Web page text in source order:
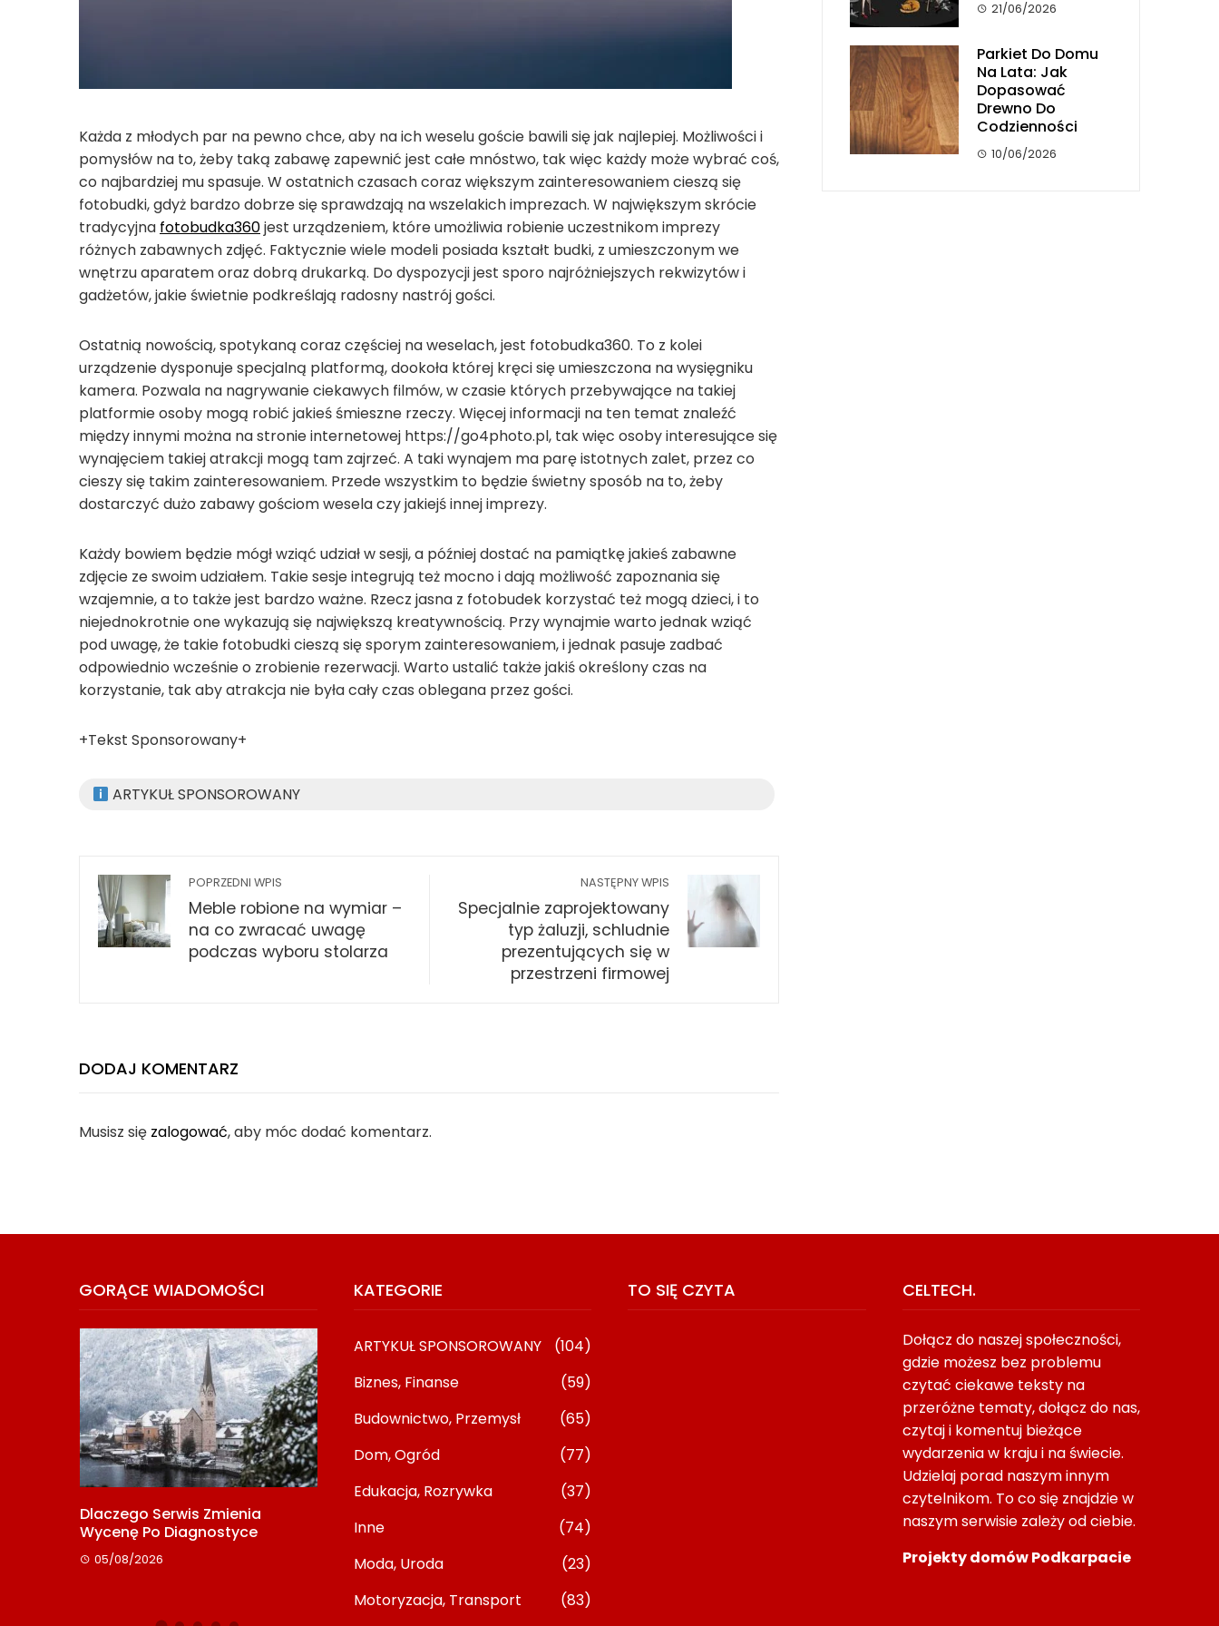
Każda z młodych par na pewno chce, aby na ich weselu goście bawili się jak najlepiej. Możliwości i
pomysłów na to, żeby taką zabawę zapewnić jest całe mnóstwo, tak więc każdy może wybrać coś,
co najbardziej mu spasuje. W ostatnich czasach coraz większym zainteresowaniem cieszą się
fotobudki, gdyż bardzo dobrze się sprawdzają na wszelakich imprezach. W największym skrócie
tradycyjna fotobudka360jest urządzeniem, które umożliwia robienie uczestnikom imprezy
różnych zabawnych zdjęć. Faktycznie wiele modeli posiada kształt budki, z umieszczonym we
wnętrzu aparatem oraz dobrą drukarką. Do dyspozycji jest sporo najróżniejszych rekwizytów i
gadżetów, jakie świetnie podkreślają radosny nastrój gości.
Ostatnią nowością, spotykaną coraz częściej na weselach, jest fotobudka360. To z kolei
urządzenie dysponuje specjalną platformą, dookoła której kręci się umieszczona na wysięgniku
kamera. Pozwala na nagrywanie ciekawych filmów, w czasie których przebywające na takiej
platformie osoby mogą robić jakieś śmieszne rzeczy. Więcej informacji na ten temat znaleźć
między innymi można na stronie internetowej https://go4photo.pl, tak więc osoby interesujące się
wynajęciem takiej atrakcji mogą tam zajrzeć. A taki wynajem ma parę istotnych zalet, przez co
cieszy się takim zainteresowaniem. Przede wszystkim to będzie świetny sposób na to, żeby
dostarczyć dużo zabawy gościom wesela czy jakiejś innej imprezy.
Każdy bowiem będzie mógł wziąć udział w sesji, a później dostać na pamiątkę jakieś zabawne
zdjęcie ze swoim udziałem. Takie sesje integrują też mocno i dają możliwość zapoznania się
wzajemnie, a to także jest bardzo ważne. Rzecz jasna z fotobudek korzystać też mogą dzieci, i to
niejednokrotnie one wykazują się największą kreatywnością. Przy wynajmie warto jednak wziąć
pod uwagę, że takie fotobudki cieszą się sporym zainteresowaniem, i jednak pasuje zadbać
odpowiednio wcześnie o zrobienie rezerwacji. Warto ustalić także jakiś określony czas na
korzystanie, tak aby atrakcja nie była cały czas oblegana przez gości.
+Tekst Sponsorowany+
ARTYKUŁ SPONSOROWANY
POPRZEDNI WPIS
Meble robione na wymiar –
na co zwracać uwagę
podczas wyboru stolarza
NASTĘPNY WPIS
Specjalnie zaprojektowany
typ żaluzji, schludnie
prezentujących się w
przestrzeni firmowej
DODAJ KOMENTARZ
Musisz się zalogować, aby móc dodać komentarz.
21/06/2026
Parkiet Do Domu
Na Lata: Jak
Dopasować
Drewno Do
Codzienności
10/06/2026
GORĄCE WIADOMOŚCI
Dlaczego Serwis Zmienia
Wycenę Po Diagnostyce
05/08/2026
Początkujących: Kontakt Z
Kiedy Lekarz Online Kieruje Na
Wizytę Stacjonarną
23/06/2026
Błędy We Wdrożeniu KSeF:
Ryzyka Organizacyjne
Parkiet Do Domu Na
Dopasować Drewno
Codzienności
KATEGORIE
ARTYKUŁ SPONSOROWANY
(104)
Biznes, Finanse
(59)
Budownictwo, Przemysł
(65)
Dom, Ogród
(77)
Edukacja, Rozrywka
(37)
Inne
(74)
Moda, Uroda
(23)
Motoryzacja, Transport
(83)
TO SIĘ CZYTA CELTECH.
Dołącz do naszej społeczności,
gdzie możesz bez problemu
czytać ciekawe teksty na
przeróżne tematy, dołącz do nas,
czytaj i komentuj bieżące
wydarzenia w kraju i na świecie.
Udzielaj porad naszym innym
czytelnikom. To co się znajdzie w
naszym serwisie zależy od ciebie.
Projekty domów Podkarpacie